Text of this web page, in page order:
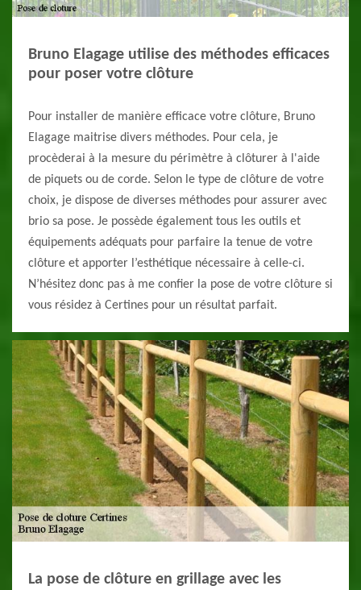
Bruno Elagage utilise des méthodes efficaces
pour poser votre clôture
Pour installer de manière efficace votre clôture, Bruno
Elagage maitrise divers méthodes. Pour cela, je
procèderai à la mesure du périmètre à clôturer à l'aide
de piquets ou de corde. Selon le type de clôture de votre
choix, je dispose de diverses méthodes pour assurer avec
brio sa pose. Je possède également tous les outils et
équipements adéquats pour parfaire la tenue de votre
clôture et apporter l’esthétique nécessaire à celle-ci.
N’hésitez donc pas à me confier la pose de votre clôture si
vous résidez à Certines pour un résultat parfait.
La pose de clôture en grillage avec les